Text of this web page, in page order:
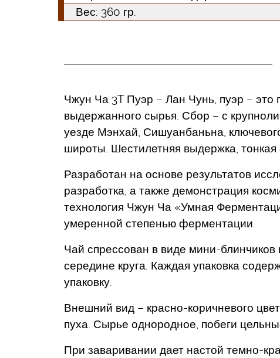
Вес: 360 гр.
Чжун Ча 3T Пуэр – Лан Чунь, пуэр – это
выдержанного сырья. Сбор – с
уезде Мэнхай, Сишуанбаньна,
широты. Шестилетняя выдержка,
Разработан на основе результатов
разработка, а также демонстрация
технология Чжун Ча «Умная
умеренной степенью ферментации.
Чай спрессован в виде мини-блинчиков
середине круга. Каждая упаковка
упаковку.
Внешний вид – красно-коричневого
пуха. Сырье однородное, побеги
При заваривании дает настой темно-